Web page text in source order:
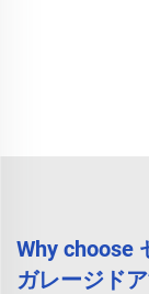
Why choose
ガレージド